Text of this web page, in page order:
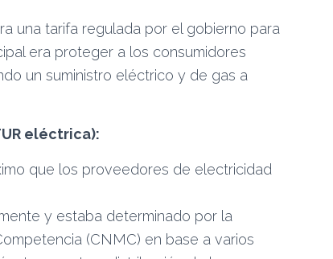
una tarifa regulada por el gobierno para
era proteger a los consumidores
un suministro eléctrico y de gas a
eléctrica):
que los proveedores de electricidad
y estaba determinado por la
(CNMC) en base a varios